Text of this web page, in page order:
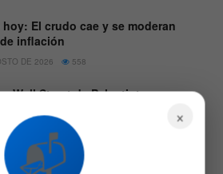
hoy: El crudo cae y se moderan
inflación
DE 2026 558
Wall Street de Palantir tras sus
DE 2026 575
×
📬